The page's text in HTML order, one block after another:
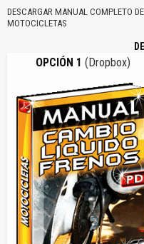
DESCARGAR MANUAL COMPLETO
MOTOCICLETAS
OPCIÓN 1 (Dropbox)